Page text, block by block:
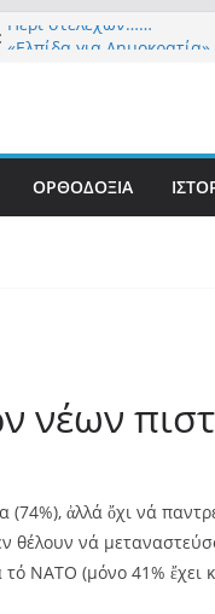
Περί στελεχών……
ένοικοι του Μαξίμου σε
σαρώνει την Ελλάδα
ΟΡΘΟΔΟΞΙΑ
νέων
ἀλλά ὄχι νά
θέλουν νά
ΝΑΤΟ (μόνο 41% ἔχει